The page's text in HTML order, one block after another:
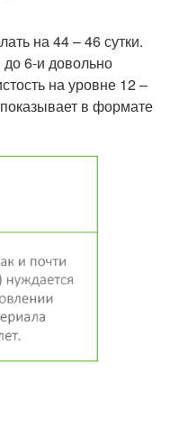
на 44 – 46 сутки.
6-и довольно
на уровне 12 –
в формате